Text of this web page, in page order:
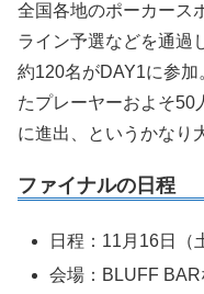
全国各地のポーカース
ライン予選などを通過
約120名がDAY1に参
たプレーヤーおよそ50
に進出、というかなり
ファイナルの日程
日程：11月16日（
会場：BLUFF